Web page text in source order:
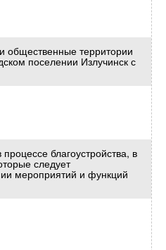
общественные территории
поселении Излучинск с
благоустройства, в
следует
мероприятий и функций